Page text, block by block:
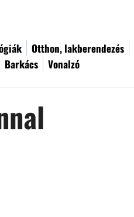
Otthon, lakberendezés
Barkács Vonalzó